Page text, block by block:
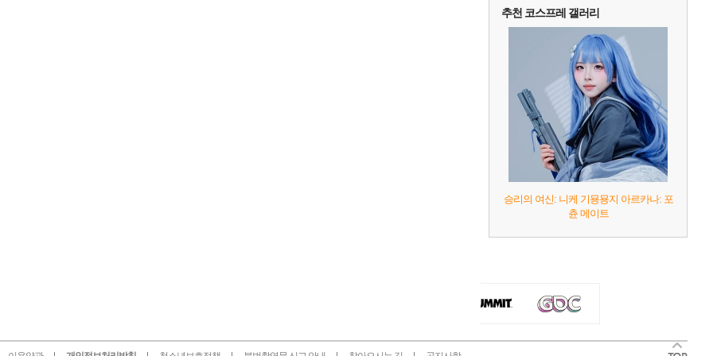
추천 코스프레 갤러리
승리의 여신: 니케 기묭묭지 아르카나: 포
츈 메이트